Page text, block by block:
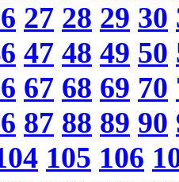
27 28 29 30
47 48 49 50
67 68 69 70
87 88 89 90
105 106